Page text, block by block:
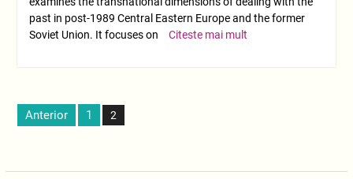
past in post-1989 Central Eastern Europe and the former
Soviet Union. It focuses on
Citeste mai mult
Paginație
articole
Anterior 1 2